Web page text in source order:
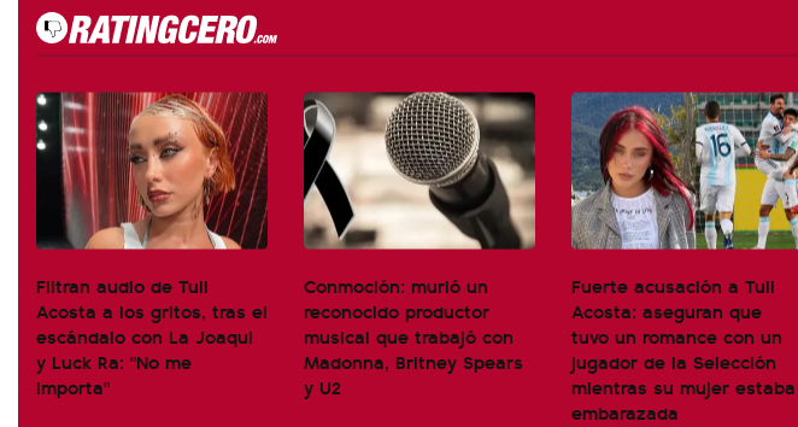
Filtran audio de Tuli
Acosta a los gritos, tras el
escándalo con La Joaqui
y Luck Ra: "No me
importa"
Conmoción: murió un
reconocido productor
musical que trabajó con
Madonna, Britney Spears
y U2
Fuerte acusación a Tuli
Acosta: aseguran que
tuvo un romance con un
jugador de la Selección
mientras su mujer estaba
embarazada